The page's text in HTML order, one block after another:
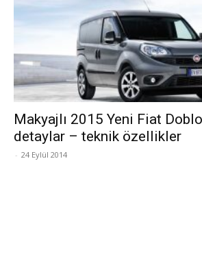
Makyajlı 2015 Yeni Fiat
detaylar – teknik özellikler
- 24 Eylül 2014